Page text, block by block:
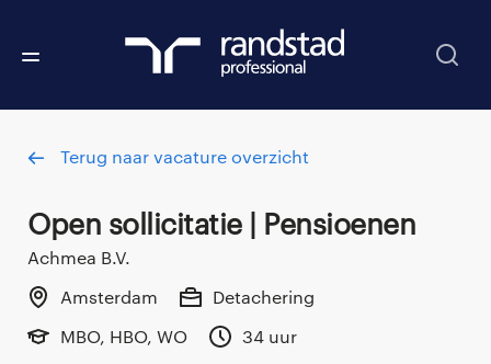
Terug naar vacature overzicht
Open sollicitatie | Pensioenen
Achmea B.V.
Amsterdam
Detachering
MBO, HBO, WO
34 uur